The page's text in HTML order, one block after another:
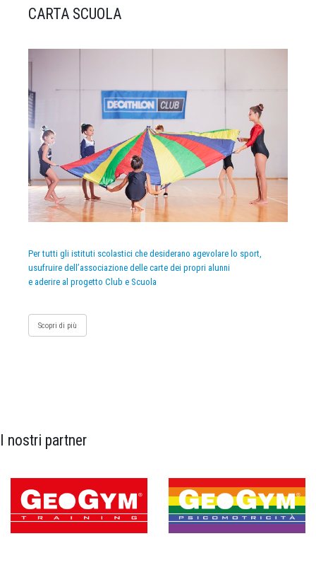
CARTA SCUOLA
Per tutti gli istituti scolastici che desiderano agevolare lo sport,
usufruire dell’associazione delle carte dei propri alunni
e aderire al progetto Club e Scuola
Scopri di più
I nostri partner